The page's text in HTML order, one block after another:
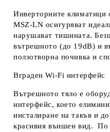
Инверторните климатици
MSZ-LN осигуряват
нарушават тишината.
вътрешното (до 19dB) и
ползотворна почивка и
Вграден Wi-Fi интерфейс
Вътрешното тяло е
интерфейс, което
инсталиране на такъв и
красивия външен вид. По